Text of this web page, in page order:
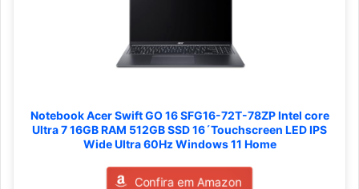
Notebook Acer Swift GO 16 SFG16-72T-78ZP Intel core
Ultra 7 16GB RAM 512GB SSD 16´Touchscreen LED IPS
Wide Ultra 60Hz Windows 11 Home
Confira em Amazon